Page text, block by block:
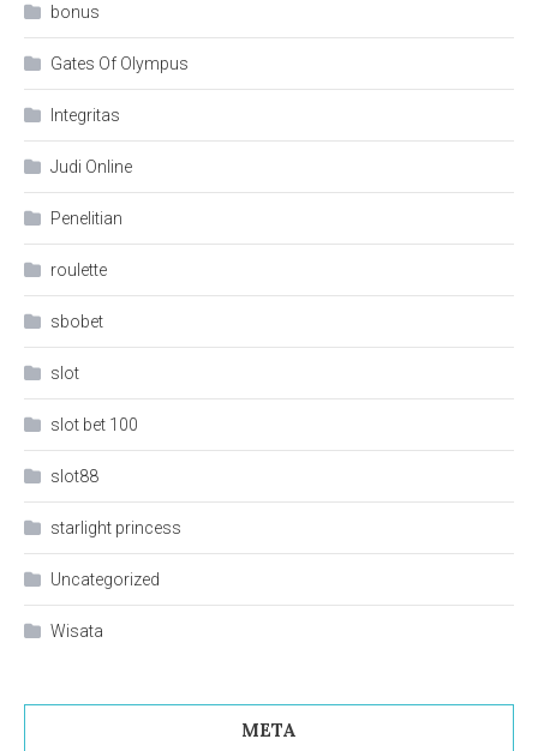
bonus
Gates Of Olympus
Integritas
Judi Online
Penelitian
roulette
sbobet
slot
slot bet 100
slot88
starlight princess
Uncategorized
Wisata
META